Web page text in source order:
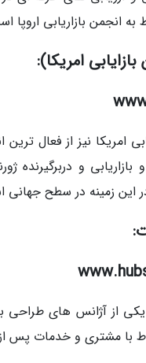
به انجمن بازاریابی اروپا
امریکا):
امریکا نیز از فعال
و بازاریابی و دربرگیرنده
این زمینه در سطح
از آژانس های طراحی
با مشتری و خدمات پس